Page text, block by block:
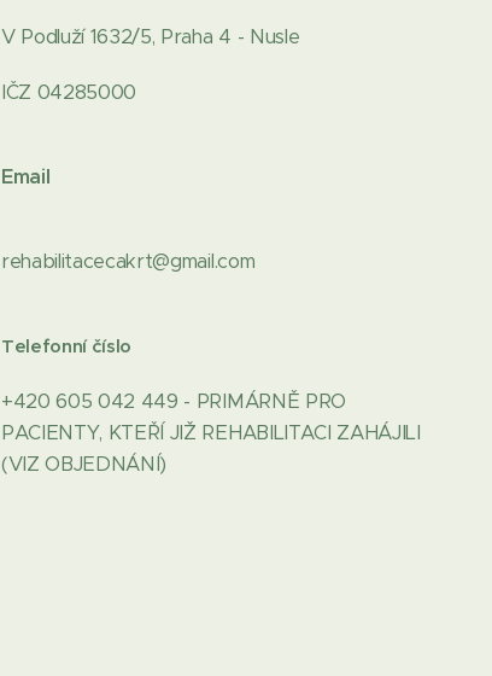
V Podluží 1632/5, Praha 4 - Nusle
IČZ 04285000
Email
rehabilitacecakrt@gmail.com
Telefonní číslo
+420 605 042 449 - PRIMÁRNĚ PRO
PACIENTY, KTEŘÍ JIŽ REHABILITACI ZAHÁJILI
(VIZ OBJEDNÁNÍ)